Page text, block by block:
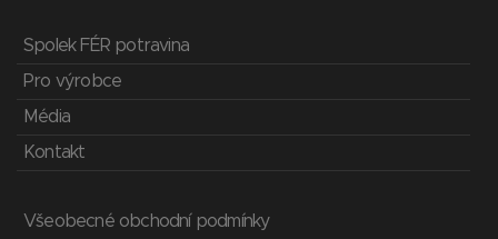
Spolek FÉR potravina
Pro výrobce
Média
Kontakt
Všeobecné obchodní podmínky